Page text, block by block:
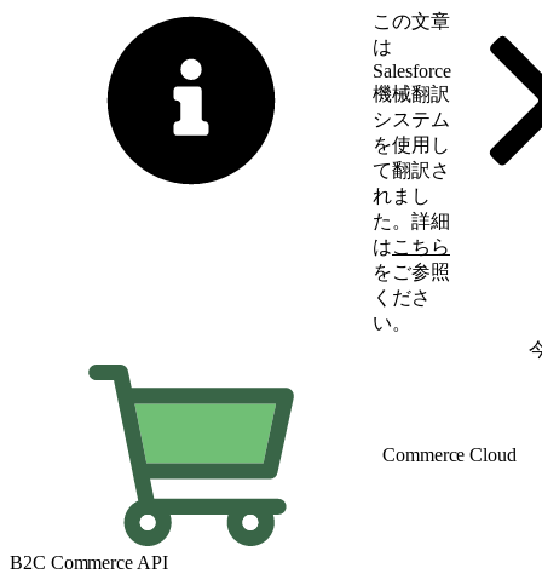
この文章
は
Salesforce
機械翻訳
システム
を使用し
て翻訳さ
れまし
た。詳細
はこちら
をご参照
くださ
い。
Commerce Cloud
B2C Commerce API